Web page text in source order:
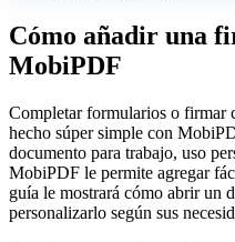
Cómo añadir una
MobiPDF
Completar formularios o firmar
hecho súper simple con
documento para trabajo, uso
MobiPDF le permite agregar
guía le mostrará cómo abrir un
personalizarlo según sus